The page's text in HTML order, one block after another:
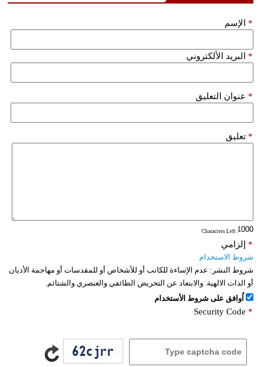
الإسم *
البريد الألكتروني *
عنوان التعليق *
تعليق *
: Characters Left
إلزامي *
شروط الاستخدام
شروط النشر: عدم الإساءة للكاتب أو للأشخاص أو للمقدسات أو مهاجمة الأديان
أو الذات الالهية. والابتعاد عن التحريض الطائفي والعنصري والشتائم.
اُوافق على شروط الأستخدام
Security Code *